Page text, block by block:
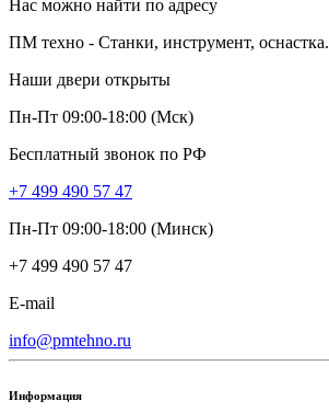
Нас можно найти по адресу
ПМ техно - Станки, инструмент, оснастка.
Наши двери открыты
Пн-Пт 09:00-18:00 (Мск)
Бесплатный звонок по РФ
+7 499 490 57 47
Пн-Пт 09:00-18:00 (Минск)
+7 499 490 57 47
E-mail
info@pmtehno.ru
Информация